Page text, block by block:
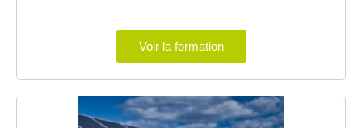
Voir la formation